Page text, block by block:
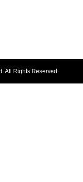
All Rights Reserved.